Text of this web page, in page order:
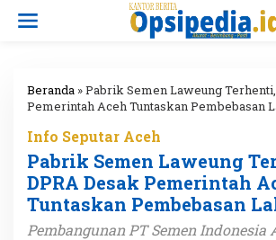
Beranda »Pabrik Semen Laweung
Pemerintah Aceh Tuntaskan Pembebasan
Info Seputar Aceh
Pabrik Semen Laweung
DPRA Desak Pemerintah
Tuntaskan Pembebasan
Pembangunan PT Semen Indonesia